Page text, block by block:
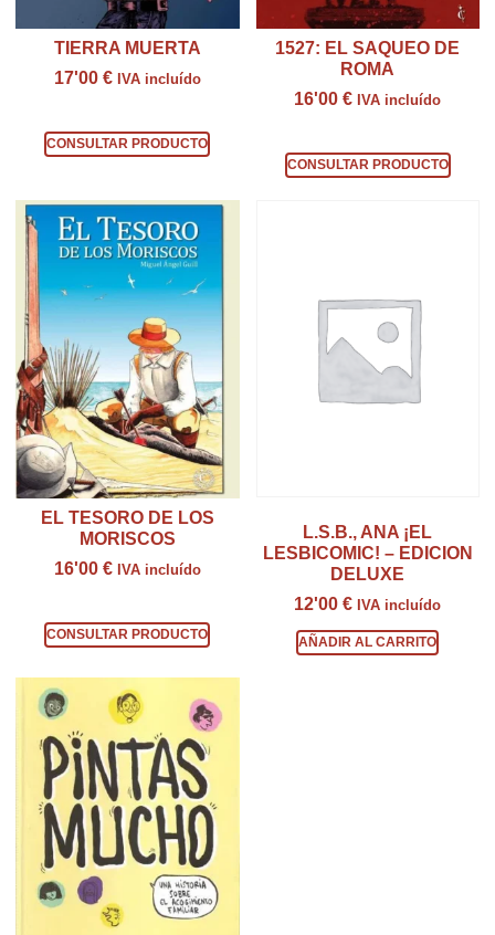
TIERRA MUERTA
17'00 € IVA incluído
CONSULTAR PRODUCTO
1527: EL SAQUEO DE
ROMA
16'00€ IVA incluído
CONSULTAR PRODUCTO
EL TESORO DE LOS
MORISCOS
16'00 € IVA incluído
CONSULTAR PRODUCTO
L.S.B., ANA ¡EL
LESBICOMIC! – EDICION
DELUXE
12'00€ IVA incluído
AÑADIR AL CARRITO